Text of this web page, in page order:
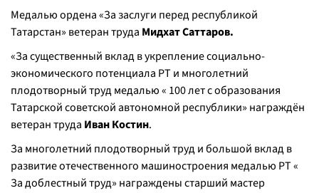
Медалью ордена «За заслуги перед республикой
Татарстан» ветеран труда Мидхат Саттаров.
«За существенный вклад в укрепление социально-
экономического потенциала РТ и многолетний
плодотворный труд медалью « 100 лет с образования
Татарской советской автономной республики» награждён
ветеран труда Иван Костин.
За многолетний плодотворный труд и большой вклад в
развитие отечественного машиностроения медалью РТ «
За доблестный труд» награждены старший мастер